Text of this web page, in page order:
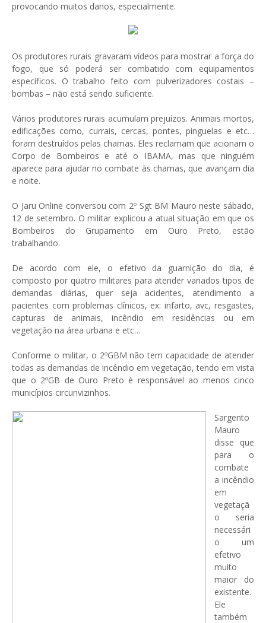
provocando muitos danos, especialmente.
Os produtores rurais gravaram vídeos para mostrar a força do
fogo, que só poderá ser combatido com equipamentos
específicos. O trabalho feito com pulverizadores costais –
bombas – não está sendo suficiente.
Vários produtores rurais acumulam prejuízos. Animais mortos,
edificações como, currais, cercas, pontes, pinguelas e etc…
foram destruídos pelas chamas. Eles reclamam que acionam o
Corpo de Bombeiros e até o IBAMA, mas que ninguém
aparece para ajudar no combate às chamas, que avançam dia
e noite.
O Jaru Online conversou com 2º Sgt BM Mauro neste sábado,
12 de setembro. O militar explicou a atual situação em que os
Bombeiros do Grupamento em Ouro Preto, estão
trabalhando.
De acordo com ele, o efetivo da guarnição do dia, é
composto por quatro militares para atender variados tipos de
demandas diárias, quer seja acidentes, atendimento a
pacientes com problemas clínicos, ex: infarto, avc, resgastes,
capturas de animais, incêndio em residências ou em
vegetação na área urbana e etc…
Conforme o militar, o 2ºGBM não tem capacidade de atender
todas as demandas de incêndio em vegetação, tendo em vista
que o 2ºGB de Ouro Preto é responsável ao menos cinco
municípios circunvizinhos.
Sargento
Mauro
disse que
para o
combate
a incêndio
em
vegetaçã
o seria
necessári
o um
efetivo
muito
maior do
existente.
Ele
também